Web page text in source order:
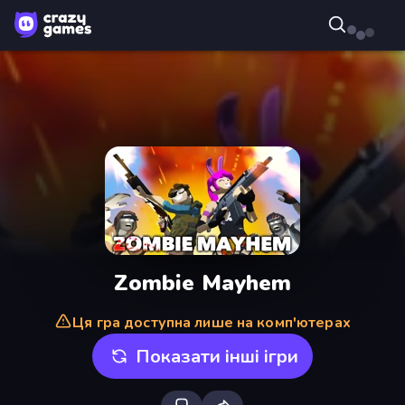
Zombie Mayhem
Ця гра доступна лише на комп'ютерах
Показати інші ігри